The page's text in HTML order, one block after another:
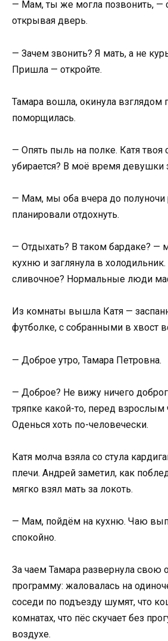
— Мам, ты же могла позвонить, —
открывая дверь.
— Зачем звонить? Я мать, а не
Пришла — откройте.
Тамара вошла, окинула взглядом
поморщилась.
— Опять пыль на полке. Катя твоя
убирается? В моё время девушки
— Мам, мы оба вчера до полуночи
планировали отдохнуть.
— Отдыхать? В таком бардаке? —
кухню и заглянула в
сливочное? Нормальные люди
Из комнаты вышла Катя —
футболке, с собранными в хвост
— Доброе утро, Тамара Петровна.
— Доброе? Не вижу ничего
тряпке какой-то, перед взрослым
Оденься хоть по-человечески.
Катя молча взяла со стула
плечи. Андрей заметил, как
мягко взял мать за локоть.
— Мам, пойдём на кухню. Чаю
спокойно.
За чаем Тамара развернула свою
программу: жаловалась на
соседи по подъезду шумят, что
комнатах, что пёс скучает без
воздухе.